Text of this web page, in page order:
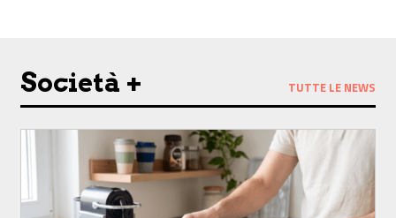
Società + TUTTE LE NEWS